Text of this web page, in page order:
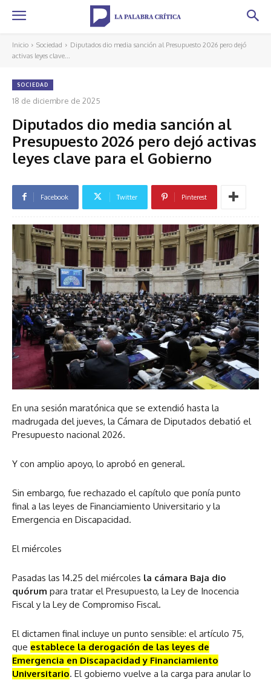
Inicio Sociedad
Diputados dio media sanción al Presupuesto 2026 pero dejó
activas leyes clave...
SOCIEDAD
18 de diciembre de 2025
Diputados dio media sanción al
Presupuesto 2026 pero dejó activas
leyes clave para el Gobierno
Facebook Twitter Pinterest
En una sesión maratónica que se extendió hasta la
madrugada del jueves, la Cámara de Diputados debatió el
Presupuesto nacional 2026.
Y con amplio apoyo, lo aprobó en general.
Sin embargo, fue rechazado el capítulo que ponía punto
final a las leyes de Financiamiento Universitario y la
Emergencia en Discapacidad.
El miércoles
Pasadas las 14.25 del miércoles la cámara Baja dio
quórum para tratar el Presupuesto, la Ley de Inocencia
Fiscal y la Ley de Compromiso Fiscal.
El dictamen final incluye un punto sensible: el artículo 75,
que establece la derogación de las leyes de
Emergencia en Discapacidad y Financiamiento
Universitario. El gobierno vuelve a la carga para anular lo